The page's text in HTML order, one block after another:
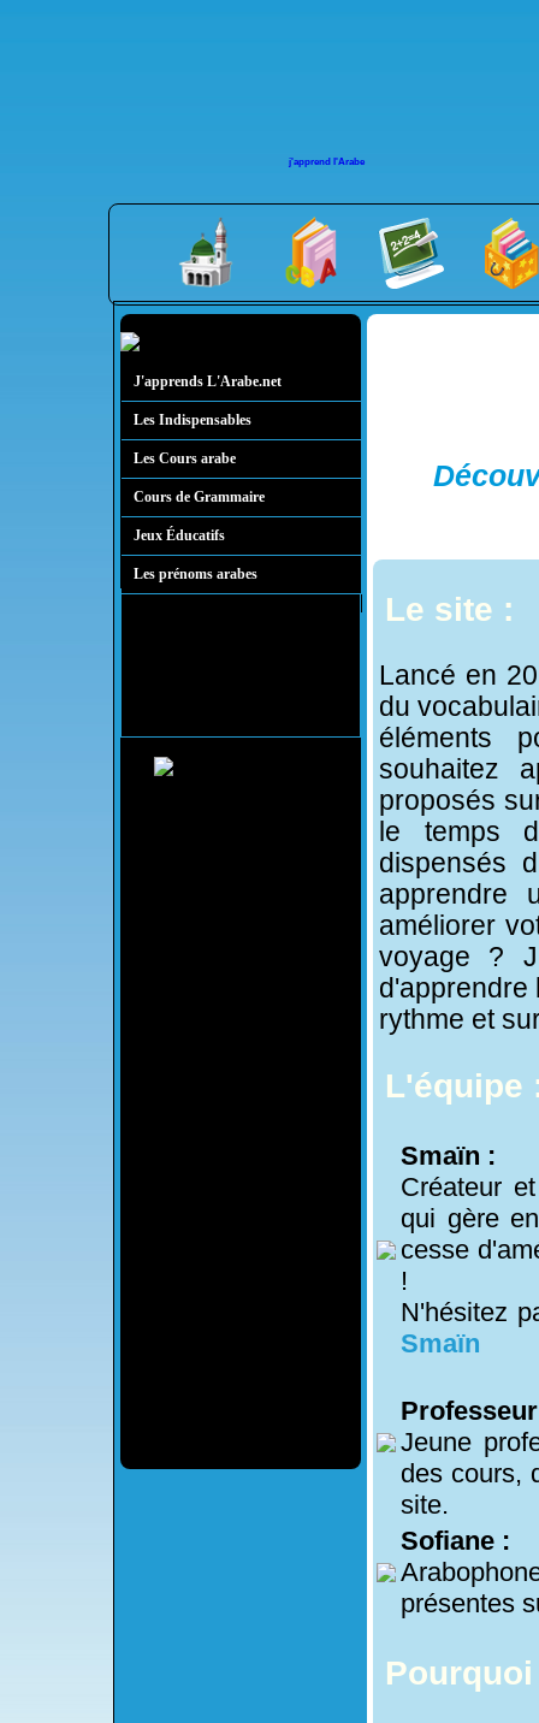
j'apprend l'Arabe
J'apprends L'Arabe.net
Les Indispensables
Les Cours arabe
Cours de Grammaire
Jeux Éducatifs
Les prénoms arabes
Le site :
Lancé en
du
éléments
souhaitez
proposés
le temps
dispensés
apprendre
améliorer
voyage ?
d'apprendre
rythme et
L'équipe
Smaïn :
Créateur
qui gère
cesse
!
N'hésitez
Smaïn
Jeune
des cours,
site.
Sofiane :
présentes